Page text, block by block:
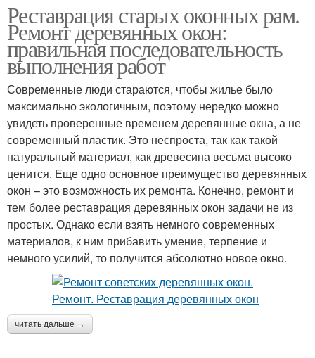
Реставрация старых оконных рам.
Ремонт деревянных окон:
правильная последовательность
выполнения работ
Современные люди стараются, чтобы жилье было
максимально экологичным, поэтому нередко можно
увидеть проверенные временем деревянные окна, а не
современный пластик. Это неспроста, так как такой
натуральный материал, как древесина весьма высоко
ценится. Еще одно основное преимущество деревянных
окон – это возможность их ремонта. Конечно, ремонт и
тем более реставрация деревянных окон задачи не из
простых. Однако если взять немного современных
материалов, к ним прибавить умение, терпение и
немного усилий, то получится абсолютно новое окно.
читать дальше →